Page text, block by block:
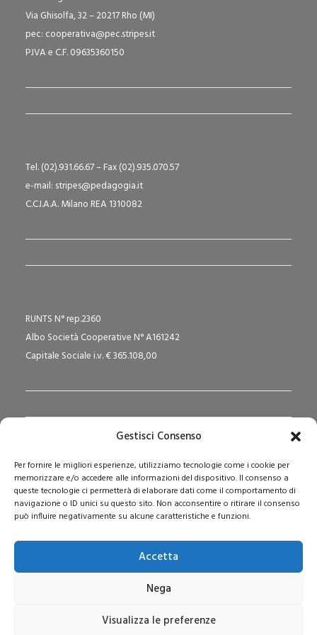
Gestisci Consenso
Per fornire le migliori esperienze, utilizziamo tecnologie come i cookie per
memorizzare e/o accedere alle informazioni del dispositivo. Il consenso a
queste tecnologie ci permetterà di elaborare dati come il comportamento di
navigazione o ID unici su questo sito. Non acconsentire o ritirare il consenso
può influire negativamente su alcune caratteristiche e funzioni.
Accetta
Nega
Visualizza le preferenze
Via Ghisolfa, 32 – 20217 Rho (MI)
pec: cooperativa@pec.stripes.it
P.IVA e C.F. 09635360150
Tel. (02).931.66.67 – Fax (02).935.070.57
e-mail: stripes@pedagogia.it
C.C.I.A.A. Milano REA 1310082
RUNTS N° rep.2360
Albo Società Cooperative N° A161242
Capitale Sociale i.v. € 365.108,00
Via San Domenico Savio, 6 – 20017 Rho (MI)
Reg. Tribunale: n. 187 del 29/03/97 | ISSN: 1593-2259
Web:www.pedagogia.it
© 2026 Pedagogia.it. Tutti i diritti riservati